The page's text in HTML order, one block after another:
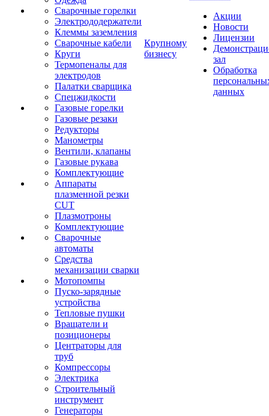
Сварочные горелки
Электрододержатели
Клеммы заземления
Сварочные кабели
Круги
Термопеналы для
электродов
Палатки сварщика
Спецжидкости
Газовые горелки
Газовые резаки
Редукторы
Манометры
Вентили, клапаны
Газовые рукава
Комплектующие
Аппараты
плазменной резки
CUT
Плазмотроны
Комплектующие
Сварочные
автоматы
Средства
механизации сварки
Мотопомпы
Пуско-зарядные
устройства
Тепловые пушки
Вращатели и
позиционеры
Центраторы для
труб
Компрессоры
Электрика
Строительный
инструмент
Генераторы
Крупному
бизнесу
Акции
Новости
Лицензии
зал
Обработка
данных